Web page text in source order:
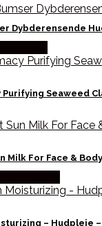
Dybderensende
Seaweed
For Face &
– Hudpleje –